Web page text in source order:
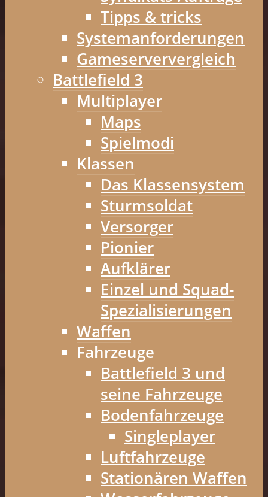
Tipps & tricks
Systemanforderungen
Gameserververgleich
Battlefield 3
Multiplayer
Maps
Spielmodi
Klassen
Das Klassensystem
Sturmsoldat
Versorger
Pionier
Aufklärer
Einzel und Squad-
Spezialisierungen
Waffen
Fahrzeuge
Battlefield 3 und
seine Fahrzeuge
Bodenfahrzeuge
Singleplayer
Luftfahrzeuge
Stationären Waffen